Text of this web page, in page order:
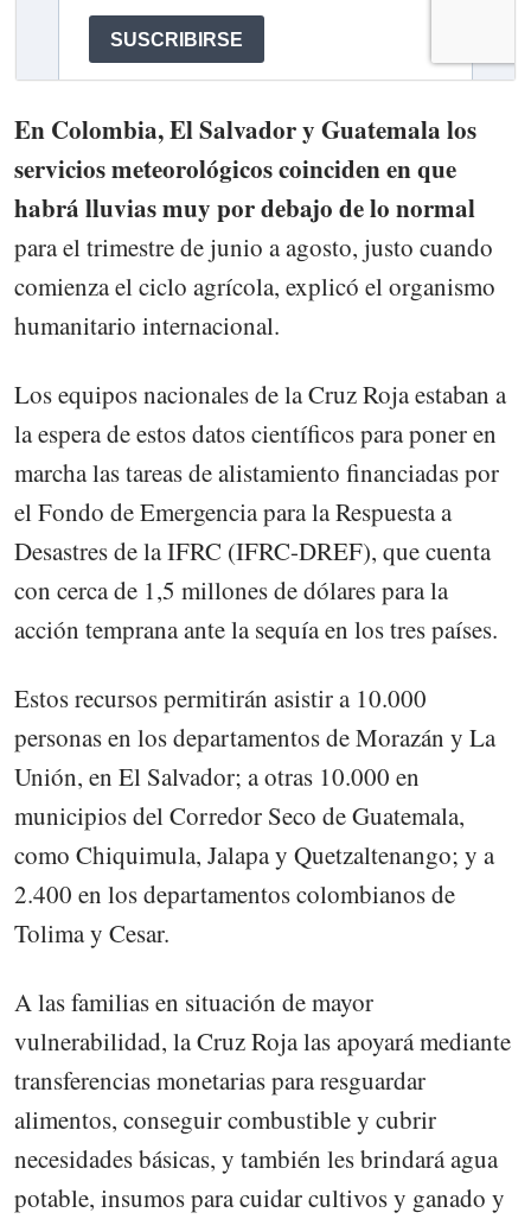
En Colombia, El Salvador y Guatemala los
servicios meteorológicos coinciden en que
habrá lluvias muy por debajo de lo normal
para el trimestre de junio a agosto, justo cuando
comienza el ciclo agrícola, explicó el organismo
humanitario internacional.
Los equipos nacionales de la Cruz Roja estaban a
la espera de estos datos científicos para poner en
marcha las tareas de alistamiento financiadas por
el Fondo de Emergencia para la Respuesta a
Desastres de la IFRC (IFRC-DREF), que cuenta
con cerca de 1,5 millones de dólares para la
acción temprana ante la sequía en los tres países.
Estos recursos permitirán asistir a 10.000
personas en los departamentos de Morazán y La
Unión, en El Salvador; a otras 10.000 en
municipios del Corredor Seco de Guatemala,
como Chiquimula, Jalapa y Quetzaltenango; y a
2.400 en los departamentos colombianos de
Tolima y Cesar.
A las familias en situación de mayor
vulnerabilidad, la Cruz Roja las apoyará mediante
transferencias monetarias para resguardar
alimentos, conseguir combustible y cubrir
necesidades básicas, y también les brindará agua
potable, insumos para cuidar cultivos y ganado y